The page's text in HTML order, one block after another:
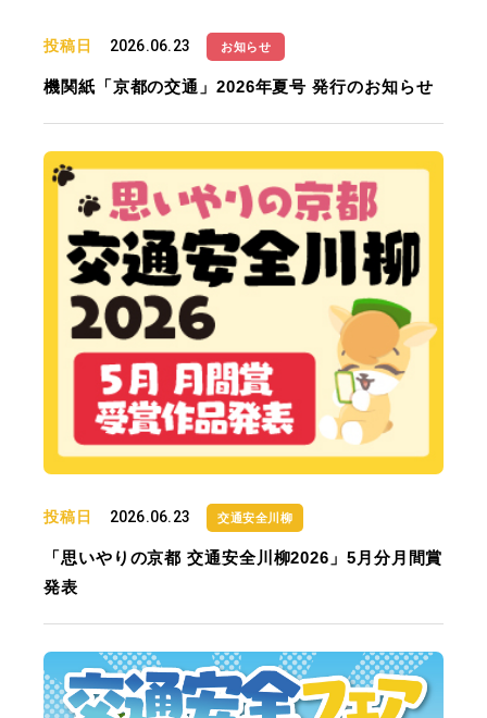
投稿日 2026.06.23 お知らせ
機関紙「京都の交通」2026年夏号 発行のお知らせ
投稿日 2026.06.23 交通安全川柳
「思いやりの京都 交通安全川柳2026」5月分月間賞
発表